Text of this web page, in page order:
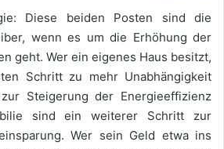
Diese beiden Posten sind die
wenn es um die Erhöhung der
geht. Wer ein eigenes Haus besitzt,
Schritt zu mehr Unabhängigkeit
Steigerung der Energieeffizienz
sind ein weiterer Schritt zur
Wer sein Geld etwa ins